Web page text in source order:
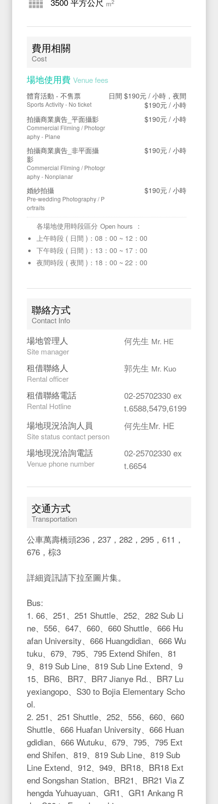
3500 平方公尺 m
費用相關
Cost
場地使用費 Venue fees
體育活動 - 不售票
Sports Activity - No ticket
日間 $190元 / 小時，夜間
$190元 / 小時
拍攝商業廣告_平面攝影
Commercial Filming / Photogr
aphy - Plane
$190元 / 小時
拍攝商業廣告_非平面攝
影
Commercial Filming / Photogr
aphy - Nonplanar
$190元 / 小時
婚紗拍攝
Pre-wedding Photography / P
ortraits
$190元 / 小時
各場地使用時段區分 Open hours
：
上午時段 ( 日間 )：08：00 ~ 12：00
下午時段 ( 日間 )：13：00 ~ 17：00
夜間時段 ( 夜間 )：18：00 ~ 22：00
聯絡方式
Contact Info
場地管理人
Site manager
何先生 Mr. HE
租借聯絡人
Rental officer
郭先生 Mr. Kuo
租借聯絡電話
Rental Hotline
02-25702330 ex
t.6588,5479,6199
場地現況洽詢人員
Site status contact person
何先生Mr. HE
場地現況洽詢電話
Venue phone number
02-25702330 ex
t.6654
交通方式
Transportation
公車萬壽橋頭236，237，282，295，611，
676，棕3
詳細資訊請下拉至圖片集。
Bus:
1. 66、251、251 Shuttle、252、282 Sub Li
ne、556、647、660、660 Shuttle、666 Hu
afan University、666 Huangdidian、666 Wu
tuku、679、795、795 Extend Shifen、81
9、819 Sub Line、819 Sub Line Extend、9
15、BR6、BR7、BR7 Jianye Rd.、BR7 Lu
yexiangopo、S30 to Bojia Elementary Scho
ol.
2. 251、251 Shuttle、252、556、660、660
Shuttle、666 Huafan University、666 Huan
gdidian、666 Wutuku、679、795、795 Ext
end Shifen、819、819 Sub Line、819 Sub
Line Extend、912、949、BR18、BR18 Ext
end Songshan Station、BR21、BR21 Via Z
hengda Yuhuayuan、GR1、GR1 Ankang R